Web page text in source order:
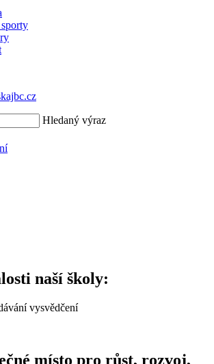
Hledaný výraz
naší školy:
vysvědčení
místo pro růst, rozvoj,